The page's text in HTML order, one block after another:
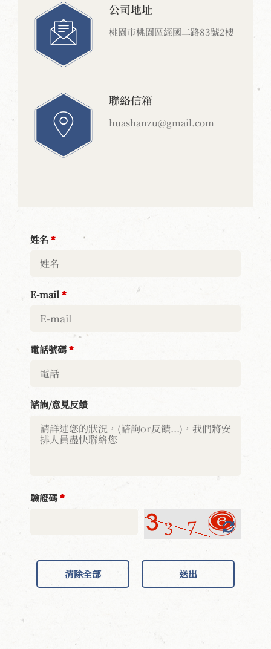
公司地址
桃園市桃園區經國二路83號2樓
聯絡信箱
huashanzu@gmail.com
姓名 *
E-mail *
電話號碼 *
諮詢/意見反饋
驗證碼 *
清除全部 送出